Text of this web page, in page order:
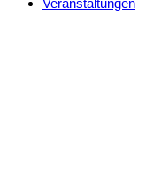
Veranstaltungen